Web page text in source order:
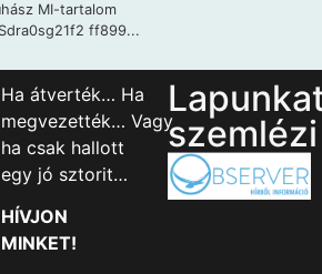
Ha átverték… Ha
megvezették… Vagy
ha csak hallott
egy jó sztorit…
HÍVJON
MINKET!
szemlézi